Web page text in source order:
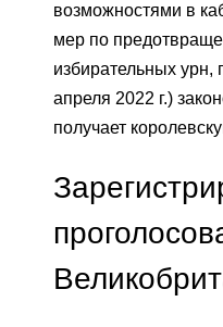
возможностями в
мер по
избирательных урн,
апреля 2022 г.)
получает